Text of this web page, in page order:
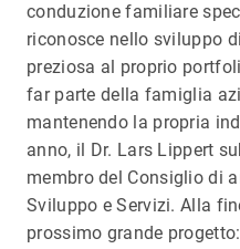
conduzione familiare
riconosce nello sviluppo
preziosa al proprio
far parte della famiglia
mantenendo la propria
anno, il Dr. Lars Lippert
membro del Consiglio di
Sviluppo e Servizi. Alla
prossimo grande